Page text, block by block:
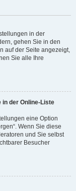
in der
gehen Sie in den
auf der Seite angezeigt,
Sie alle Ihre
in der Online-Liste
eine Option
Wenn Sie diese
und Sie selbst
Besucher